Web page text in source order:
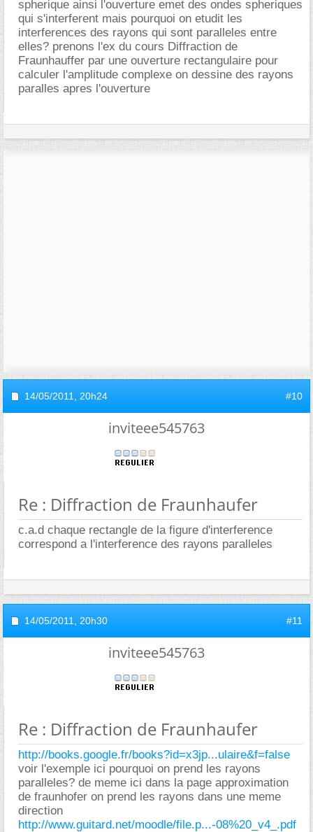
spherique ainsi l'ouverture emet des ondes spheriques
qui s'interferent mais pourquoi on etudit les
interferences des rayons qui sont paralleles entre
elles? prenons l'ex du cours Diffraction de
Fraunhauffer par une ouverture rectangulaire pour
calculer l'amplitude complexe on dessine des rayons
paralles apres l'ouverture
14/05/2011, 20h24 #10
inviteee545763
Re : Diffraction de Fraunhaufer
c.a.d chaque rectangle de la figure d'interference
correspond a l'interference des rayons paralleles
14/05/2011, 20h30 #11
inviteee545763
Re : Diffraction de Fraunhaufer
http://books.google.fr/books?id=x3jp...ulaire&f=false
voir l'exemple ici pourquoi on prend les rayons
paralleles? de meme ici dans la page approximation
de fraunhofer on prend les rayons dans une meme
direction
http://www.guitard.net/moodle/file.p...-08%20_v4_.pdf